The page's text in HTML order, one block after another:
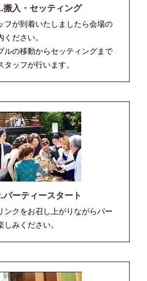
搬入・セッティング
フが到着いたしましたら会場の
ださい。
ルの移動からセッティングまで
タッフが行います。
パーティースタート
ンクをお召し上がりながらパー
しみください。